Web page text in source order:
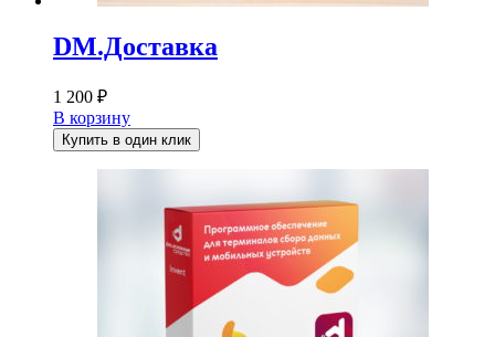
DM.Доставка
1 200 ₽
В корзину
Купить в один клик